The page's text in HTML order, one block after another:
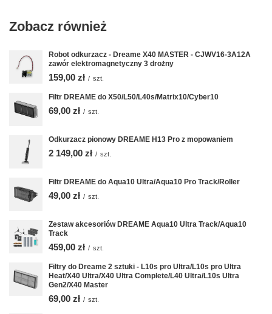
Zobacz również
Robot odkurzacz - Dreame X40 MASTER - CJWV16-3A12A
zawór elektromagnetyczny 3 drożny
159,00 zł / szt.
Filtr DREAME do X50/L50/L40s/Matrix10/Cyber10
69,00 zł / szt.
Odkurzacz pionowy DREAME H13 Pro z mopowaniem
2 149,00 zł / szt.
Filtr DREAME do Aqua10 Ultra/Aqua10 Pro Track/Roller
49,00 zł / szt.
Zestaw akcesoriów DREAME Aqua10 Ultra Track/Aqua10
Track
459,00 zł / szt.
Filtry do Dreame 2 sztuki - L10s pro Ultra/L10s pro Ultra
Heat/X40 Ultra/X40 Ultra Complete/L40 Ultra/L10s Ultra
Gen2/X40 Master
69,00 zł / szt.